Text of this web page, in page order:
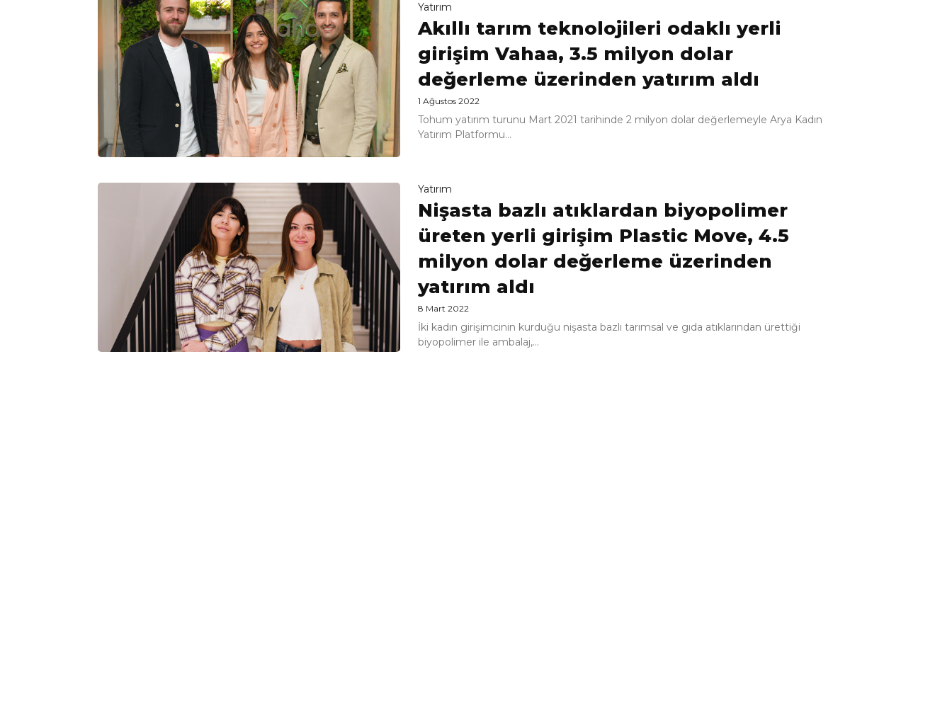
Yatırım
Akıllı tarım teknolojileri odaklı yerli
girişim Vahaa, 3.5 milyon dolar
değerleme üzerinden yatırım aldı
1 Ağustos 2022
Tohum yatırım turunu Mart 2021 tarihinde 2 milyon dolar değerlemeyle Arya Kadın
Yatırım Platformu...
Yatırım
Nişasta bazlı atıklardan biyopolimer
üreten yerli girişim Plastic Move, 4.5
milyon dolar değerleme üzerinden
yatırım aldı
8 Mart 2022
İki kadın girişimcinin kurduğu nişasta bazlı tarımsal ve gıda atıklarından ürettiği
biyopolimer ile ambalaj,...